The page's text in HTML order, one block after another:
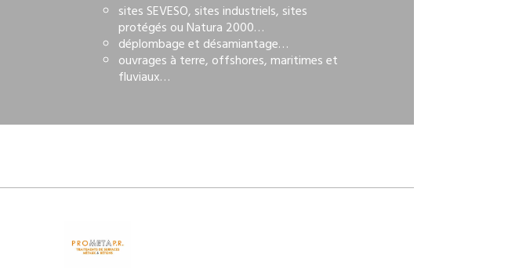
sites SEVESO, sites industriels, sites
protégés ou Natura 2000…
déplombage et désamiantage…
ouvrages à terre, offshores, maritimes et
fluviaux…